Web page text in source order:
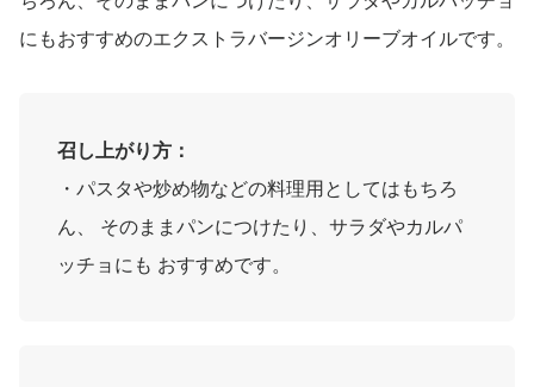
にもおすすめのエクストラバージンオリーブオイルです。
召し上がり方：
・パスタや炒め物などの料理用としてはもちろ
ん、 そのままパンにつけたり、サラダやカルパ
ッチョにも おすすめです。